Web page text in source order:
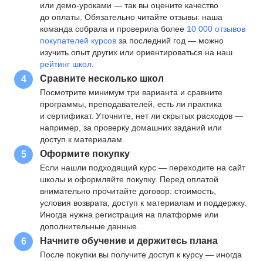
или демо-уроками — так вы оцените качество
до оплаты. Обязательно читайте отзывы: наша
команда собрала и проверила более 10 000 отзывов
покупателей курсов за последний год — можно
изучить опыт других или ориентироваться на наш
рейтинг школ
4 Сравните несколько школ
Посмотрите минимум три варианта и сравните
программы, преподавателей, есть ли практика
и сертификат. Уточните, нет ли скрытых расходов —
например, за проверку домашних заданий или
доступ к материалам.
5 Оформите покупку
Если нашли подходящий курс — переходите на сайт
школы и оформляйте покупку. Перед оплатой
внимательно прочитайте договор: стоимость,
условия возврата, доступ к материалам и поддержку.
Иногда нужна регистрация на платформе или
дополнительные данные.
6 Начните обучение и держитесь плана
После покупки вы получите доступ к курсу — иногда